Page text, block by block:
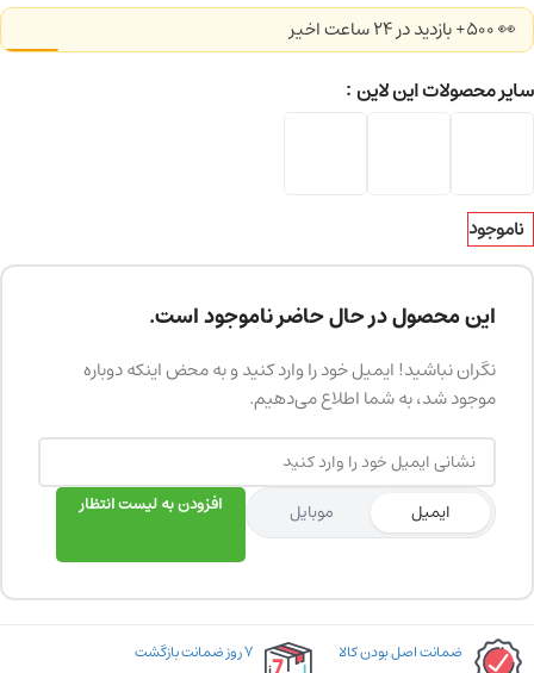
👀 500+ بازدید در ۲۴ ساعت اخیر
سایر محصولات این لاین
ناموجود
این محصول در حال حاضر ناموجود است.
نگران نباشید! ایمیل خود را وارد کنید و به محض اینکه دوباره
موجود شد، به شما اطلاع می‌دهیم.
ایمیل موبایل افزودن به لیست انتظار
ضمانت اصل بودن کالا ۷ روز ضمانت بازگشت